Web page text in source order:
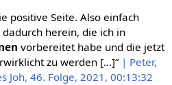
positive Seite. Also einfach
herein, die ich in
vorbereitet habe und die jetzt
zu werden […]” | Peter,
Joh, 46. Folge, 2021, 00:13:32